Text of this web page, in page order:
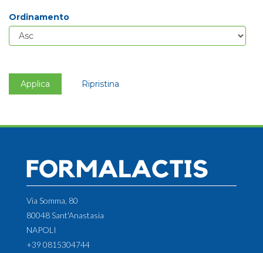
Ordinamento
Applica Ripristina
Via Somma, 80
80048 Sant'Anastasia
NAPOLI
+39 0815304744